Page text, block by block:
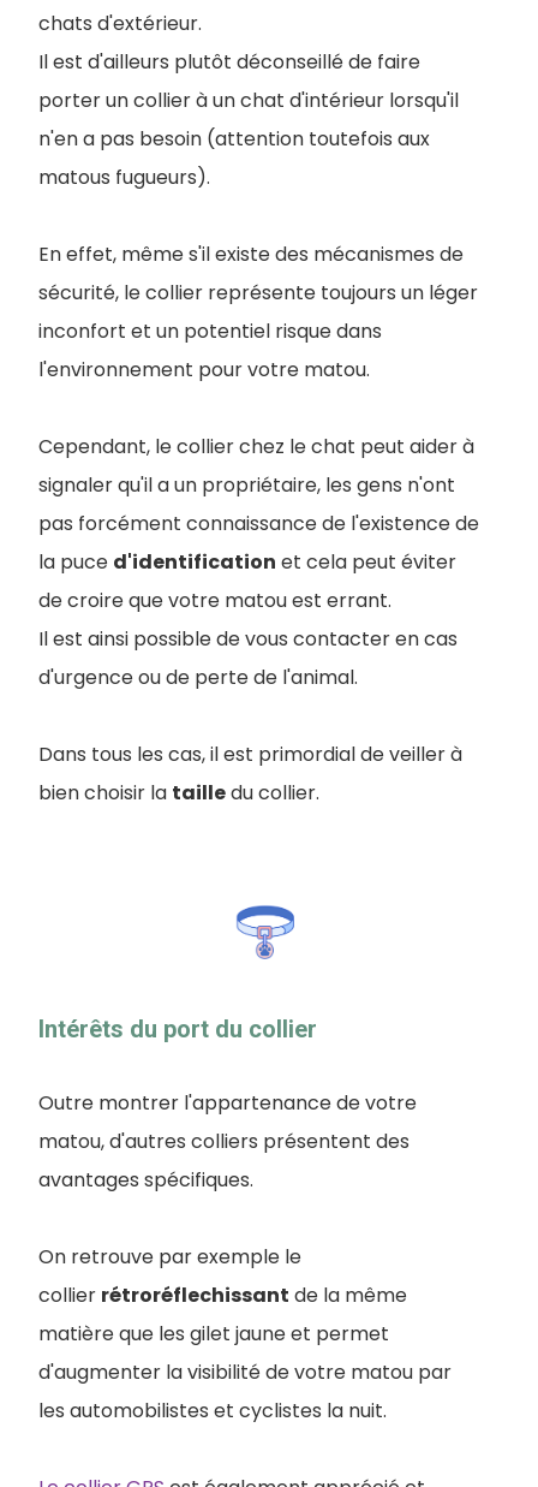
chats d'extérieur.
Il est d'ailleurs plutôt déconseillé de faire
porter un collier à un chat d'intérieur lorsqu'il
n'en a pas besoin (attention toutefois aux
matous fugueurs).
En effet, même s'il existe des mécanismes de
sécurité, le collier représente toujours un léger
inconfort et un potentiel risque dans
l'environnement pour votre matou.
Cependant, le collier chez le chat peut aider à
signaler qu'il a un propriétaire, les gens n'ont
pas forcément connaissance de l'existence de
la puce d'identification et cela peut éviter
de croire que votre matou est errant.
Il est ainsi possible de vous contacter en cas
d'urgence ou de perte de l'animal.
Dans tous les cas, il est primordial de veiller à
bien choisir la tailledu collier.
Intérêts du port du collier
Outre montrer l'appartenance de votre
matou, d'autres colliers présentent des
avantages spécifiques.
On retrouve par exemple le
collier rétroréflechissant de la même
matière que les gilet jaune et permet
d'augmenter la visibilité de votre matou par
les automobilistes et cyclistes la nuit.